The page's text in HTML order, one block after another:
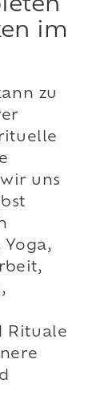
im
zu
uns
Rituale